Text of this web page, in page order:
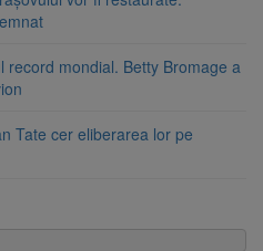
mondial. Betty Bromage a
Tate cer eliberarea lor pe